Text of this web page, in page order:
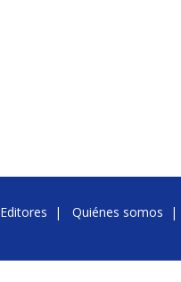
Editores | Quiénes somos |